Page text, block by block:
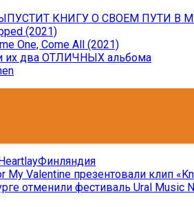
КНИГУ О СВОЕМ ПУТИ В
(2021)
One, Come All (2021)
и их два ОТЛИЧНЫХ альбома
Финляндия
My Valentine презентовали клип
отменили фестиваль Ural Music